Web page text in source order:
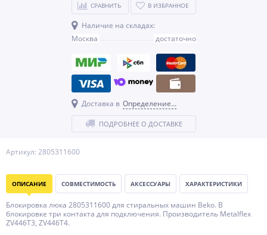
Артикул: 2805311600
СРАВНИТЬ В ИЗБРАННОЕ
Наличие на складах:
Москва
достаточно
Доставка в Определение...
ПОДРОБНЕЕ О ДОСТАВКЕ
ОПИСАНИЕ СОВМЕСТИМОСТЬ АКСЕССУАРЫ ХАРАКТЕРИСТИКИ
Блокировка люка 2805311600 для стиральных машин Beko. В
блокировке три контакта для подключения. Производитель Metalflex
ZV446T3, ZV446T4.